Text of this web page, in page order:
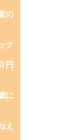
の
ク
円
に
え